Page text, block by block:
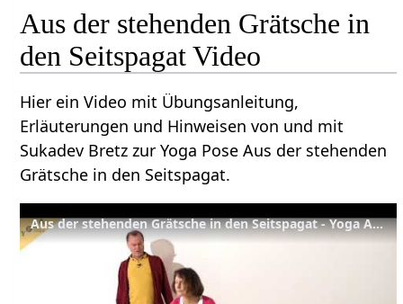
Aus der stehenden Grätsche in
den Seitspagat Video
Hier ein Video mit Übungsanleitung,
Erläuterungen und Hinweisen von und mit
Sukadev Bretz zur Yoga Pose Aus der stehenden
Grätsche in den Seitspagat.
Aus der stehenden Grätsche in den Seitspagat - Yoga Asana Lexikon